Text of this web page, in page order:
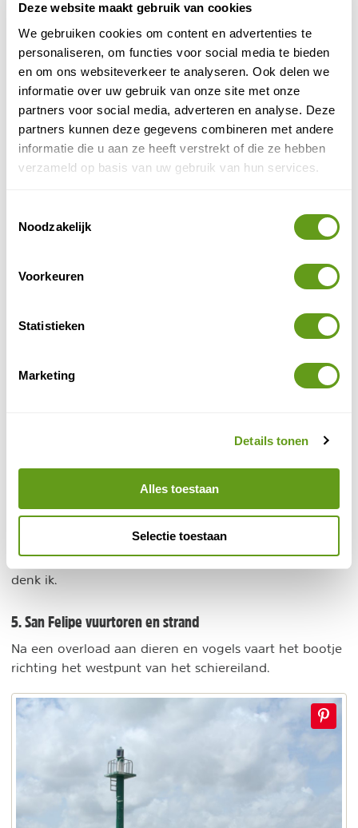
Deze website maakt gebruik van cookies
We gebruiken cookies om content en advertenties te
personaliseren, om functies voor social media te bieden
en om ons websiteverkeer te analyseren. Ook delen we
informatie over uw gebruik van onze site met onze
partners voor social media, adverteren en analyse. Deze
partners kunnen deze gegevens combineren met andere
informatie die u aan ze heeft verstrekt of die ze hebben
verzameld op basis van uw gebruik van hun services.
Noodzakelijk
Voorkeuren
Statistieken
Marketing
Details tonen
Alles toestaan
Selectie toestaan
4. Las Coloradas
Een andere bezienswaardigheid die vaak
gecombineerd wordt met een bezoek aan Rio Lagartos
zijn de nabijgelegen
roze meren
hebt, want op het moment dat wij dit bezochten kon
je met veel moeite misschien een roze gloed zien. Het
zoutmeren, met de auto kun je daar dan weer wel
het miezerige weer hadden we hier dus ook geen
mooie roze kleuren. Schijnt bij zonnig weer wel heel
mooi te zijn, dus zeker waard om een poging te wagen
denk ik.
5. San Felipe vuurtoren en strand
Na een overload aan dieren en vogels vaart het bootje
richting het westpunt van het schiereiland.